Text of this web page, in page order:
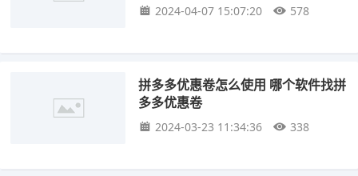
2024-04-07 15:07:20 578
拼多多优惠卷怎么使用 哪个软件找拼
多多优惠卷
2024-03-23 11:34:36 338